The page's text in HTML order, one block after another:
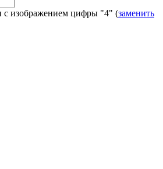
с изображением цифры "4" (заменить